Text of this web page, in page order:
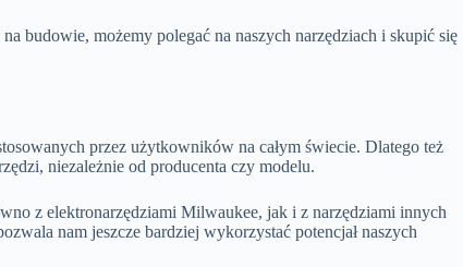
budowie, możemy polegać na naszych narzędziach i skupić się
przez użytkowników na całym świecie. Dlatego też
niezależnie od producenta czy modelu.
z elektronarzędziami Milwaukee, jak i z narzędziami innych
nam jeszcze bardziej wykorzystać potencjał naszych